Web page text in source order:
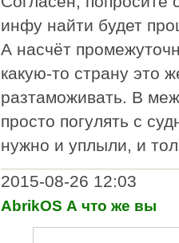
инфу найти будет
А насчёт
какую-то страну это
разтаможивать. В
просто погулять с
нужно и уплыли, и
2015-08-26 12:03
AbrikOS А что же вы